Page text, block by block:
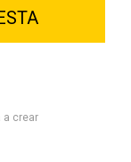
a crear